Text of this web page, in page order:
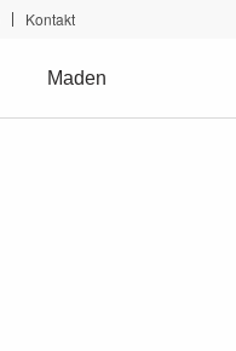
Kontakt
Maden